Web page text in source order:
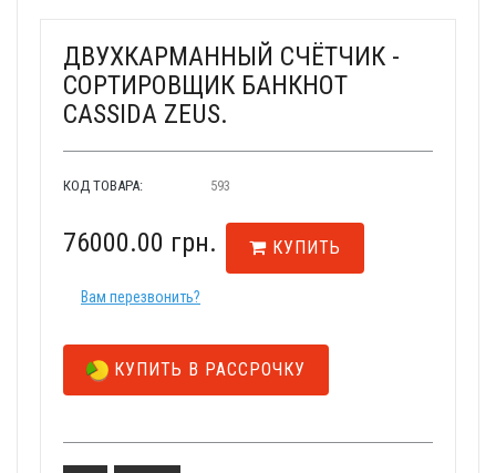
ДВУХКАРМАННЫЙ СЧЁТЧИК -
СОРТИРОВЩИК БАНКНОТ
CASSIDA ZEUS.
КОД ТОВАРА: 593
76000.00 грн. КУПИТЬ
Вам перезвонить?
КУПИТЬ В РАССРОЧКУ